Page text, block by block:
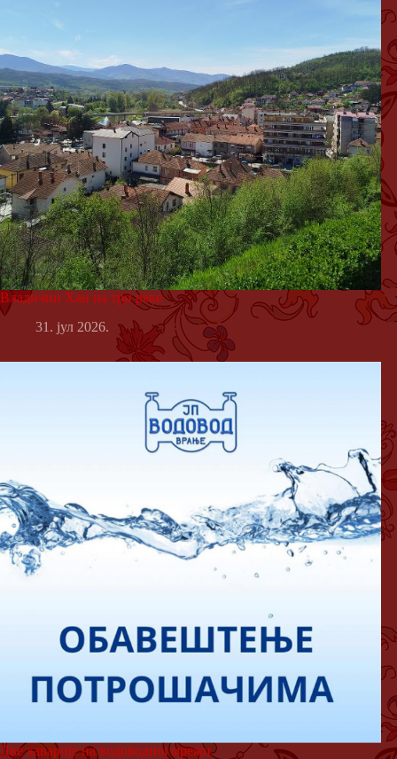
Владичин Хан на три реке
31. јул 2026.
Две хаварије на водоводној мрежи